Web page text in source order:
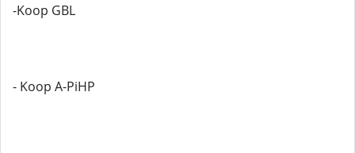
-Koop GBL
- Koop A-PiHP